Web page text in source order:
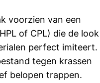
voorzien van een
of CPL) die de look
perfect imiteert.
tegen krassen
belopen trappen.